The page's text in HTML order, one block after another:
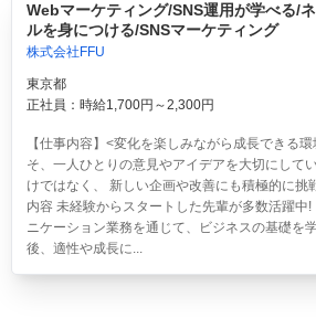
Webマーケティング/SNS運用が学べる/
ルを身につける/SNSマーケティング
株式会社FFU
東京都
正社員：時給1,700円～2,300円
【仕事内容】<変化を楽しみながら成長できる
そ、一人ひとりの意見やアイデアを大切にして
けではなく、 新しい企画や改善にも積極的に挑
内容 未経験からスタートした先輩が多数活躍中
ニケーション業務を通じて、ビジネスの基礎を
後、適性や成長に...